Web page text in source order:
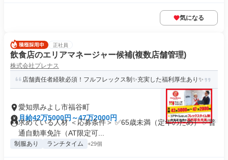
気になる
正社員
飲食店のエリアマネージャー候補(複数店舗管理)
株式会社プレナス
店舗責任者経験必須！フルフレックス制✨充実した福利厚生あり✨
愛知県みよし市福谷町
月給42万5000円～47万2000円
求めている人材 ＜応募条件＞ ✅65歳未満（定年のため） ✅普
通自動車免許（AT限定可...
制服あり ランチタイム +29個